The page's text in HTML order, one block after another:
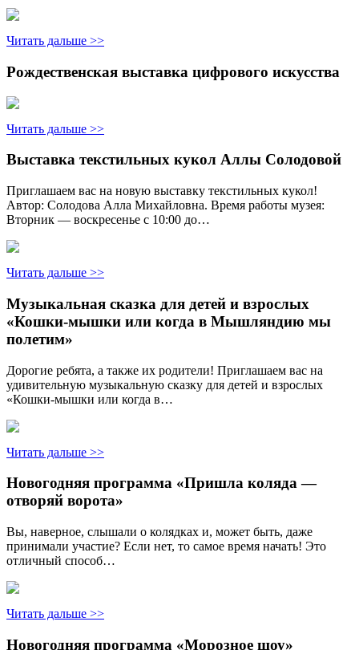
Читать дальше >>
Рождественская выставка цифрового искусства
Читать дальше >>
Выставка текстильных кукол Аллы Солодовой
Приглашаем вас на новую выставку текстильных кукол!
Автор: Солодова Алла Михайловна. Время работы музея:
Вторник — воскресенье с 10:00 до…
Читать дальше >>
Музыкальная сказка для детей и взрослых
«Кошки-мышки или когда в Мышляндию мы
полетим»
Дорогие ребята, а также их родители! Приглашаем вас на
удивительную музыкальную сказку для детей и взрослых
«Кошки-мышки или когда в…
Читать дальше >>
Новогодняя программа «Пришла коляда —
отворяй ворота»
Вы, наверное, слышали о колядках и, может быть, даже
принимали участие? Если нет, то самое время начать! Это
отличный способ…
Читать дальше >>
Новогодняя программа «Морозное шоу»